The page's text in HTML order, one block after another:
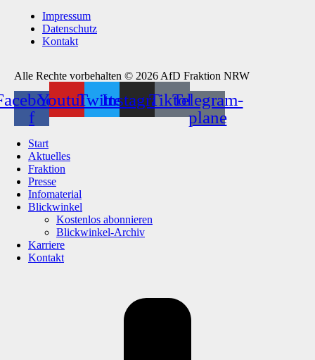
Impressum
Datenschutz
Kontakt
Alle Rechte vorbehalten © 2026 AfD Fraktion NRW
f
YoutubeTwitterInstagramTiktokTelegram-
plane
Start
Aktuelles
Fraktion
Presse
Infomaterial
Blickwinkel
Kostenlos abonnieren
Blickwinkel-Archiv
Karriere
Kontakt